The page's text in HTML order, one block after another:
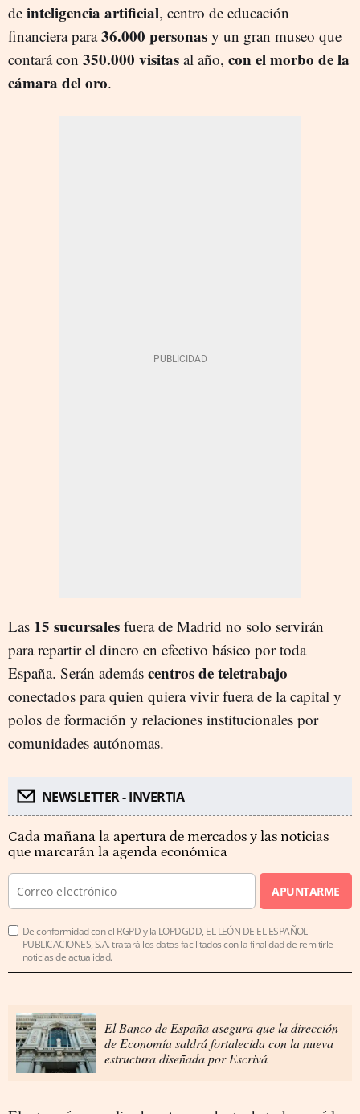
de inteligencia artificial, centro de educación
financiera para36.000 personas y un gran museo que
contará con 350.000 visitas al año, con el morbo de la
cámara del oro.
Las 15 sucursales fuera de Madrid no solo servirán
para repartir el dinero en efectivo básico por toda
España. Serán además centros de teletrabajo
conectados para quien quiera vivir fuera de la capital y
polos de formación y relaciones institucionales por
comunidades autónomas.
NEWSLETTER - INVERTIA
Cada mañana la apertura de mercados y las noticias
que marcarán la agenda económica
APUNTARME
De conformidad con el RGPD y la LOPDGDD, EL LEÓN DE EL ESPAÑOL
PUBLICACIONES, S.A. tratará los datos facilitados con la finalidad de remitirle
noticias de actualidad.
El Banco de España asegura que la dirección
de Economía saldrá fortalecida con la nueva
estructura diseñada por Escrivá